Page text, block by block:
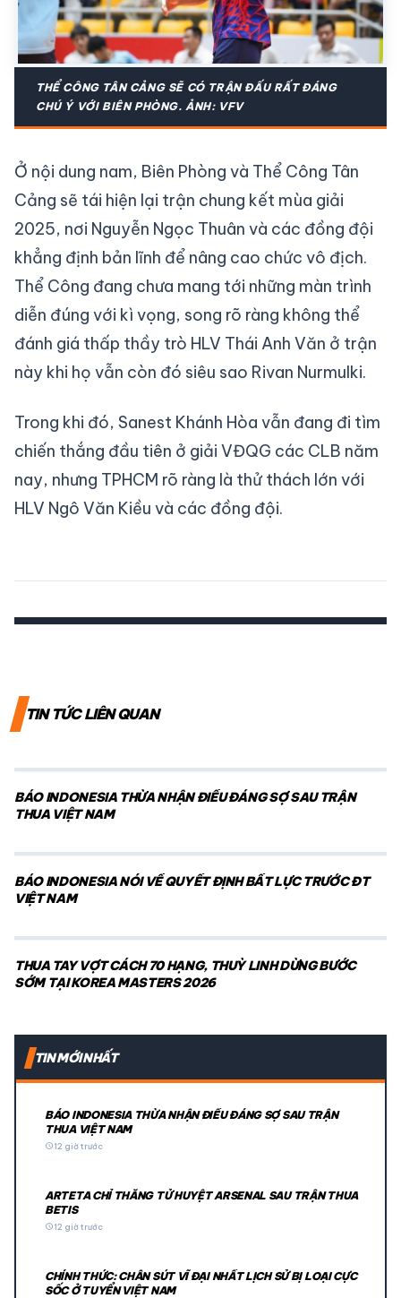
THỂ CÔNG TÂN CẢNG SẼ CÓ TRẬN ĐẤU RẤT ĐÁNG
CHÚ Ý VỚI BIÊN PHÒNG. ẢNH: VFV
Ở nội dung nam, Biên Phòng và Thể Công Tân
Cảng sẽ tái hiện lại trận chung kết mùa giải
2025, nơi Nguyễn Ngọc Thuân và các đồng đội
khẳng định bản lĩnh để nâng cao chức vô địch.
Thể Công đang chưa mang tới những màn trình
diễn đúng với kì vọng, song rõ ràng không thể
đánh giá thấp thầy trò HLV Thái Anh Văn ở trận
này khi họ vẫn còn đó siêu sao Rivan Nurmulki.
Trong khi đó, Sanest Khánh Hòa vẫn đang đi tìm
chiến thắng đầu tiên ở giải VĐQG các CLB năm
nay, nhưng TPHCM rõ ràng là thử thách lớn với
HLV Ngô Văn Kiều và các đồng đội.
TIN TỨC LIÊN QUAN
BÁO INDONESIA THỪA NHẬN ĐIỀU ĐÁNG SỢ SAU TRẬN
THUA VIỆT NAM
BÁO INDONESIA NÓI VỀ QUYẾT ĐỊNH BẤT LỰC TRƯỚC ĐT
VIỆT NAM
THUA TAY VỢT CÁCH 70 HẠNG, THUỲ LINH DỪNG BƯỚC
SỚM TẠI KOREA MASTERS 2026
TIN MỚI NHẤT
BÁO INDONESIA THỪA NHẬN ĐIỀU ĐÁNG SỢ SAU TRẬN
THUA VIỆT NAM
schedule12 giờ trước
ARTETA CHỈ THẲNG TỬ HUYỆT ARSENAL SAU TRẬN THUA
BETIS
schedule12 giờ trước
CHÍNH THỨC: CHÂN SÚT VĨ ĐẠI NHẤT LỊCH SỬ BỊ LOẠI CỰC
SỐC Ở TUYỂN VIỆT NAM